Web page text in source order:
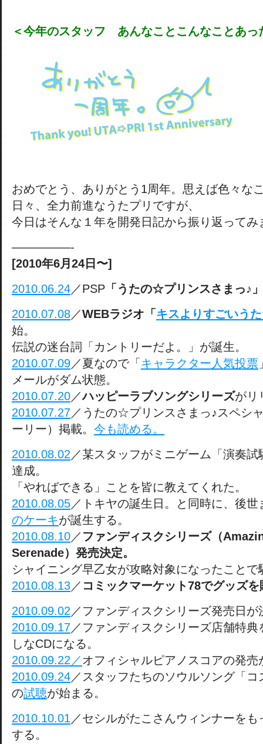
＜今年のスタッフ あんなことこんなことあっ
おめでとう、ありがとう1周年。思えば色々な
日々、全力前進なうたプリですが、
今日はそんな１年を開発日記から振り返ってみ
—————-
[2010年6月24日〜]
2010.06.24／PSP 「うたの☆プリンスさまっ♪」
2010.07.08／WEBラジオ「 キスよりすごいう
始。
伝説の迷台詞「カントリーだよ。」が誕生。
2010.07.09／夏なので「 キャラクター人気投票
メールがダム状態。
2010.07.20／ハッピーラブソングシリーズがリ
2010.07.27／うたの☆プリンスさまっ♪スペシ
ーリー）掲載。 今も読める。
2010.08.02 ／某スタッフがミニゲーム「演奏
達成。
「やればできる」ことを皆に教えてくれた。
2010.08.05／トキヤの誕生日。と同時に、後
のケーキが誕生する。
2010.08.10／ ファンディスクシリーズ（
Serenade）発売決定。
シャイニング早乙女が攻略対象になったことで
2010.08.13／ コミックマーケット78でグッズを
2010.09.02 ／ファンディスクシリーズ発売日が
2010.09.17／ファンディスクシリーズ店舗特
しなCDになる。
2010.09.22／オフィシャルピアノスコアの発売
2010.09.24／スタッフたちのソウルソング「コ
の試聴が始まる。
2010.10.01 ／セシルがたこさんウィンナーを
する。